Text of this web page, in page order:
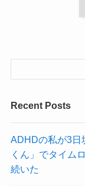
Recent Posts
ADHDの私が3日
くん」でタイム
続いた